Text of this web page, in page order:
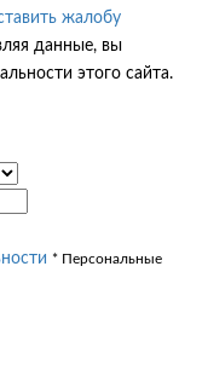
жалобу
данные, вы
этого сайта.
* Персональные